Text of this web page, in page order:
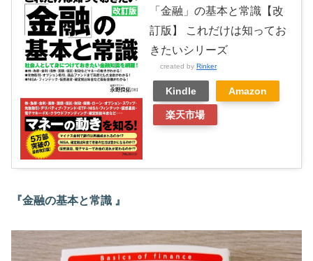
「金融」の基本と常識【改
訂版】 これだけは知ってお
きたいシリーズ
created by Rinker
Kindle Amazon
楽天市場
『金融の基本と常識 』